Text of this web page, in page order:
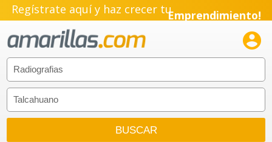
Regístrate aquí y haz crecer tuEmprendimiento!
